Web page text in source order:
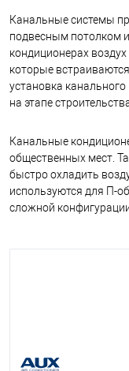
Канальные системы
подвесным потолком
кондиционерах
которые
установка
на этапе
Канальные
общественных мест.
быстро охладить
используются для П-
сложной